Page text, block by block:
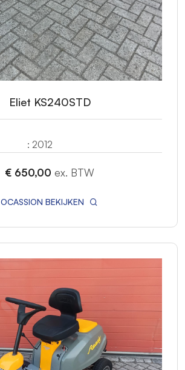
Eliet KS240STD
: 2012
€ 650,00 ex. BTW
OCASSION BEKIJKEN